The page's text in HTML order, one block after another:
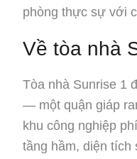
phòng thực sự với
Về tòa nhà
Tòa nhà Sunrise 1
— một quận giáp
khu công nghiệp
tầng hầm, diện tích